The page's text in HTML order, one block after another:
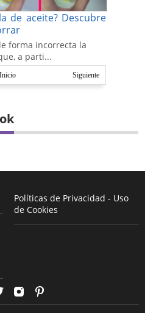
de aceite? Descubre
forma incorrecta la
a parti...
Siguiente
Inicio
Políticas de Privacidad - Uso
de Cookies